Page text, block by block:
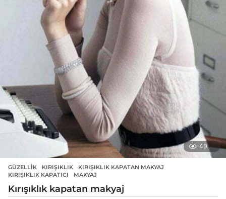
49
GÜZELLIK KIRIŞIKLIK ,KIRIŞIKLIK KAPATAN MAKYAJ
KIRIŞIKLIK KAPATICI
,MAKYAJ
Kırışıklık kapatan makyaj